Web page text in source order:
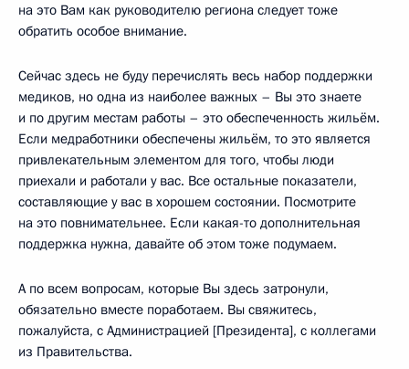
на это Вам как руководителю региона следует тоже
обратить особое внимание.
Сейчас здесь не буду перечислять весь набор поддержки
медиков, но одна из наиболее важных – Вы это знаете
и по другим местам работы – это обеспеченность жильём.
Если медработники обеспечены жильём, то это является
привлекательным элементом для того, чтобы люди
приехали и работали у вас. Все остальные показатели,
составляющие у вас в хорошем состоянии. Посмотрите
на это повнимательнее. Если какая-то дополнительная
поддержка нужна, давайте об этом тоже подумаем.
А по всем вопросам, которые Вы здесь затронули,
обязательно вместе поработаем. Вы свяжитесь,
пожалуйста, с Администрацией [Президента], с коллегами
из Правительства.